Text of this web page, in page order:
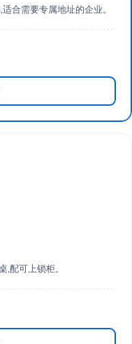
合需要专属地址的企业。
,配可上锁柜。